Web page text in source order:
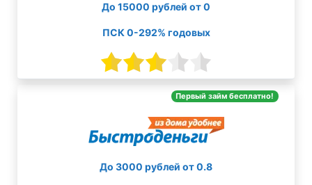
До 15000 рублей от 0
ПСК 0-292% годовых
Первый займ бесплатно!
До 3000 рублей от 0.8